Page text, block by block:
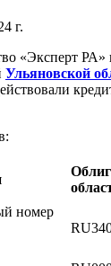
г.
«Эксперт
Ульяновской
номер